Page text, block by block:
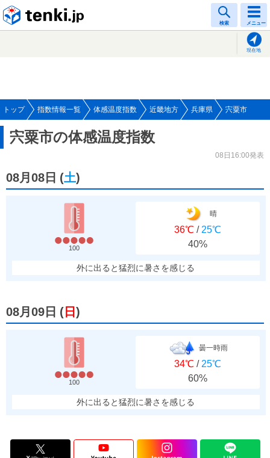
検索 メニュー
現在地
トップ 指数情報一覧 体感温度指数 近畿地方 兵庫県 宍粟市
宍粟市の体感温度指数
08日16:00発表
08月08日 (土)
100
晴
36℃ / 25℃
40%
外に出ると猛烈に暑さを感じる
08月09日 ( 日 )
100
曇一時雨
34℃ / 25℃
60%
外に出ると猛烈に暑さを感じる